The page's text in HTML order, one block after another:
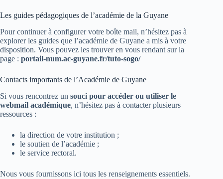
Les guides pédagogiques de l’académie de la Guyane
Pour continuer à configurer votre boîte mail, n’hésitez pas à
explorer les guides que l’académie de Guyane a mis à votre
disposition. Vous pouvez les trouver en vous rendant sur la
page : portail-num.ac-guyane.fr/tuto-sogo/
Contacts importants de l’Académie de Guyane
Si vous rencontrez un souci pour accéder ou utiliser le
webmail académique, n’hésitez pas à contacter plusieurs
ressources :
la direction de votre institution ;
le soutien de l’académie ;
le service rectoral.
Nous vous fournissons ici tous les renseignements essentiels.